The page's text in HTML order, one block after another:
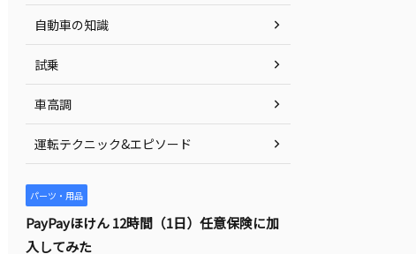
自動車の知識
試乗
車高調
運転テクニック&エピソード
パーツ・用品
PayPayほけん 12時間（1日）任意保険に加
入してみた